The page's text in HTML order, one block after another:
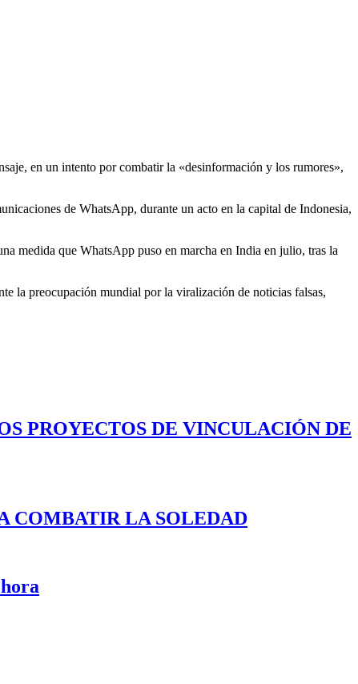
en un intento por combatir la «desinformación y los rumores»,
de WhatsApp, durante un acto en la capital de Indonesia,
medida que WhatsApp puso en marcha en India en julio, tras la
la preocupación mundial por la viralización de noticias falsas,
PROYECTOS DE VINCULACIÓN DE
COMBATIR LA SOLEDAD